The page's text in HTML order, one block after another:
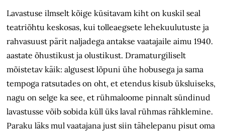
Lavastuse ilmselt kõige küsitavam kiht on kuskil seal
teatriõhtu keskosas, kui tolleaegsete lehekuulutuste ja
rahvasuust pärit naljadega antakse vaatajaile aimu 1940.
aastate õhustikust ja olustikust. Dramaturgiliselt
mõistetav käik: algusest lõpuni ühe hobusega ja sama
tempoga ratsutades on oht, et etendus kisubüksluiseks,
nagu on selge ka see, et rühmaloome pinnalt sündinud
lavastusse võib sobida küll üks laval rühmas rähklemine.
Paraku läks mul vaatajana just siin tähelepanu pisut oma